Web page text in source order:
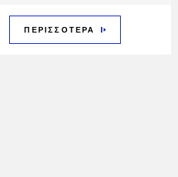
ΠΕΡΙΣΣΟΤΕΡΑ